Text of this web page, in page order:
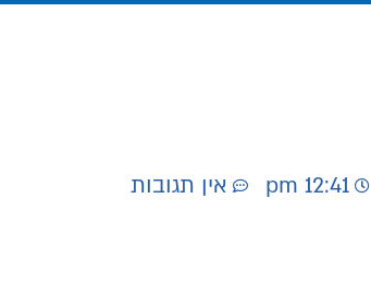
12:41 pm אין תגובות